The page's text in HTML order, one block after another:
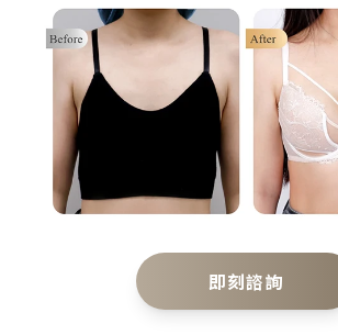
即刻諮詢